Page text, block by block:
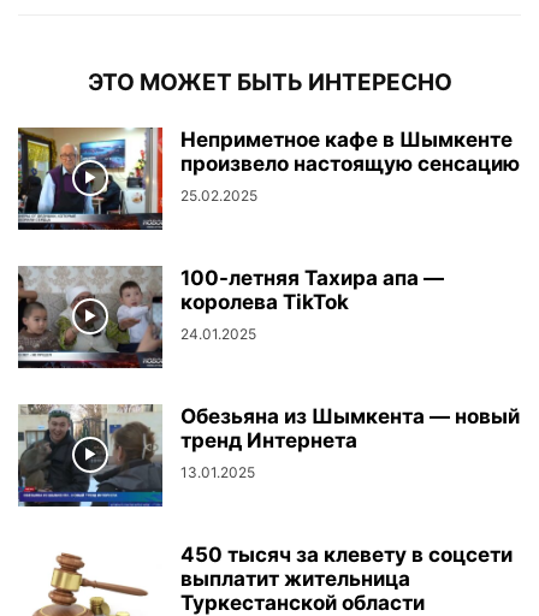
ЭТО МОЖЕТ БЫТЬ ИНТЕРЕСНО
Неприметное кафе в Шымкенте
произвело настоящую сенсацию
25.02.2025
100-летняя Тахира апа —
королева TikTok
24.01.2025
Обезьяна из Шымкента — новый
тренд Интернета
13.01.2025
450 тысяч за клевету в соцсети
выплатит жительница
Туркестанской области